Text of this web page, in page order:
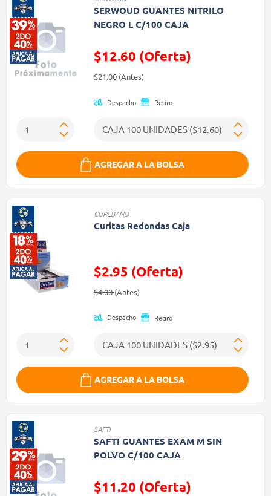
SERWOUD GUANTES NITRILO
NEGRO L C/100 CAJA
$12.60 (Oferta)
Precio reducido de
$21.00(Antes)(Oferta)
Despacho Retiro
AGREGAR A LA BOLSA
CUREBAND
Curitas Redondas Caja
$2.95 (Oferta)
Precio reducido de
$4.00(Antes)(Oferta)
Despacho Retiro
AGREGAR A LA BOLSA
SAFTI
SAFTI GUANTES EXAM M SIN
POLVO C/100 CAJA
$11.20 (Oferta)